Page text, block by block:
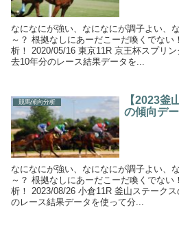
なになにが強い、なになにが調子よい、
～？ 根拠なしにあーだこーだ喚くでない
析！ 2020/05/16 東京11R 京王杯スプリ
去10年分のレース結果データを...
競馬傾向分析
【2023釜
の傾向デ
なになにが強い、なになにが調子よい、
～？ 根拠なしにあーだこーだ喚くでない
析！ 2023/08/26 小倉11R 釜山ステーク
のレース結果データを使って分...